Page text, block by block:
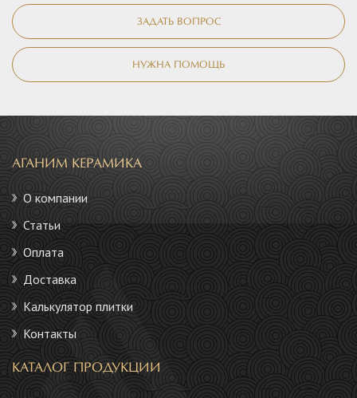
ЗАДАТЬ ВОПРОС
НУЖНА ПОМОЩЬ
АГАНИМ КЕРАМИКА
О компании
Статьи
Оплата
Доставка
Калькулятор плитки
Контакты
КАТАЛОГ ПРОДУКЦИИ